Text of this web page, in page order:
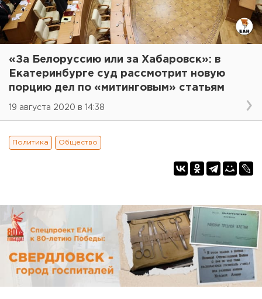
«За Белоруссию или за Хабаровск»: в
Екатеринбурге суд рассмотрит новую
порцию дел по «митинговым» статьям
19 августа 2020 в 14:38
Политика Общество